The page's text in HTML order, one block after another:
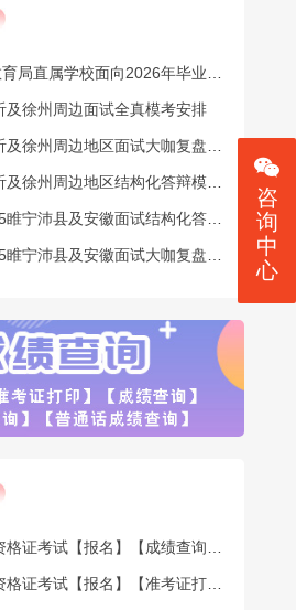
属学校面向2026年毕业生公开招聘151名教师公告
及徐州周边面试全真模考安排
徐州周边地区面试大咖复盘安排
徐州周边地区结构化答辩模考安排
宁沛县及安徽面试结构化答辩模考安排
宁沛县及安徽面试大咖复盘安排
名】【成绩查询】【合格证查询】【普通话成绩查询】窗口
准考证打印】【成绩查询】【合格证查询】【普通话成绩查询】窗口
咨
询
中
心